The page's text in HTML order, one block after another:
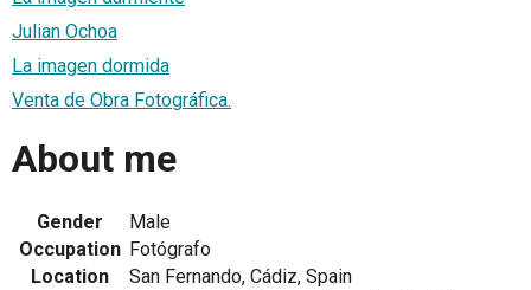
Julian Ochoa
La imagen dormida
Venta de Obra Fotográfica.
About me
Gender
Male
Occupation Fotógrafo
Location
San Fernando, Cádiz, Spain